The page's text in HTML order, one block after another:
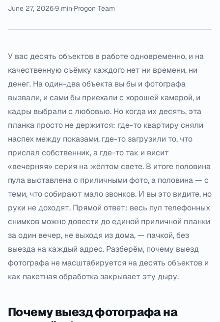
June 27, 2026·9 min·Progon Team
У вас десять объектов в работе одновременно, и на
качественную съёмку каждого нет ни времени, ни
денег. На один-два объекта вы бы и фотографа
вызвали, и сами бы приехали с хорошей камерой, и
кадры выбрали с любовью. Но когда их десять, эта
планка просто не держится: где-то квартиру сняли
наспех между показами, где-то загрузили то, что
прислал собственник, а где-то так и висит
«вечерняя» серия на жёлтом свете. В итоге половина
пула выставлена с приличными фото, а половина — с
теми, что собирают мало звонков. И вы это видите, но
руки не доходят. Прямой ответ: весь пул телефонных
снимков можно довести до единой приличной планки
за один вечер, не выходя из дома, — пачкой, без
выезда на каждый адрес. Разберём, почему выезд
фотографа не масштабируется на десять объектов и
как пакетная обработка закрывает эту дыру.
Почему выезд фотографа на